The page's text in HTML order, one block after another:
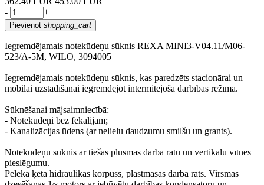
-
+
Pievienot shopping_cart
Iegremdējamais notekūdeņu sūknis REXA MINI3-V04.11/M06-
523/A-5M, WILO, 3094005
Iegremdējamais notekūdeņu sūknis, kas paredzēts stacionārai un
mobilai uzstādīšanai iegremdējot intermitējošā darbības režīmā.
Sūknēšanai mājsaimniecībā:
- Notekūdeņi bez fekālijām;
- Kanalizācijas ūdens (ar nelielu daudzumu smilšu un grants).
Notekūdeņu sūknis ar tiešās plūsmas darba ratu un vertikālu vītnes
pieslēgumu.
Pelēkā ķeta hidraulikas korpuss, plastmasas darba rats. Virsmas